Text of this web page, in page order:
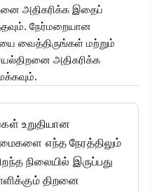
அதிகரிக்க இதைப்
நேர்மறையான
வைத்திருங்கள் மற்றும்
அதிகரிக்க
உறுதியான
எந்த நேரத்திலும்
நிலையில் இருப்பது
திறனை